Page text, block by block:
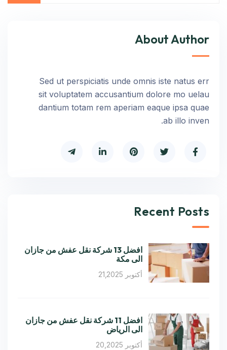
About Author
Sed ut perspiciatis unde omnis iste natus err
sit voluptatem accusantium dolore mo uelau
dantium totam rem aperiam eaque ipsa quae
ab illo inven.
Recent Posts
افضل 13 شركة نقل عفش من جازان
الى مكة
أكتوبر 21,2025
افضل 11 شركة نقل عفش من جازان
الى الرياض
أكتوبر 20,2025